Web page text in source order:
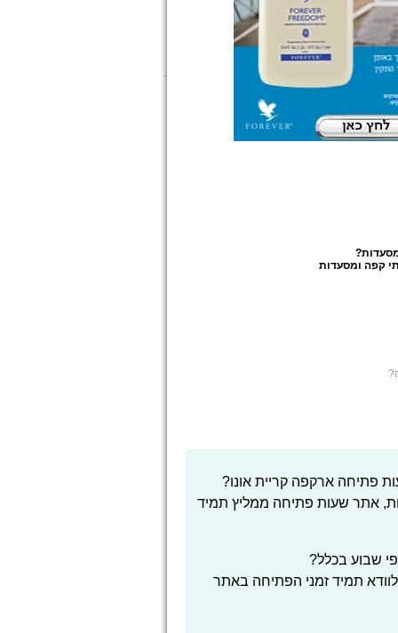
?
קפה ומסעדות
פתיחה ארקפה קריית אונו?
אתר שעות פתיחה ממליץ תמיד
שבוע בכלל?
תמיד זמני הפתיחה באתר